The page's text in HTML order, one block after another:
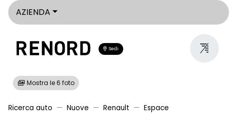
AZIENDA
Sedi
Mostra le 6 foto
Ricerca auto Nuove Renault Espace